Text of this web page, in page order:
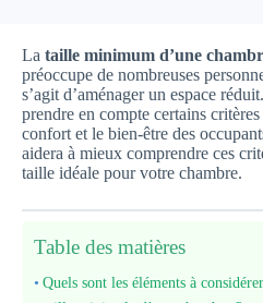
La taille minimum d’une
préoccupe de nombreuses
s’agit d’aménager un espace
prendre en compte certains
confort et le bien-être des
aidera à mieux comprendre ces
taille idéale pour votre chambre.
Table des matières
Quels sont les éléments à